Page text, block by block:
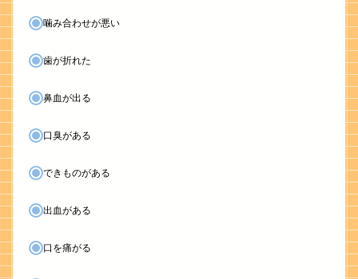
噛み合わせが悪い
歯が折れた
鼻血が出る
口臭がある
できものがある
出血がある
口を痛がる